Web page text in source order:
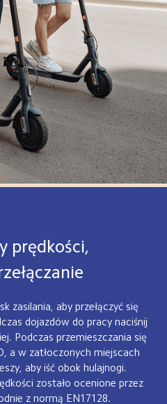
prędkości,
zasilania, aby przełączyć się
dojazdów do pracy naciśnij
Podczas przemieszczania się
a w zatłoczonych miejscach
aby iść obok hulajnogi.
zostało ocenione przez
z normą EN17128.